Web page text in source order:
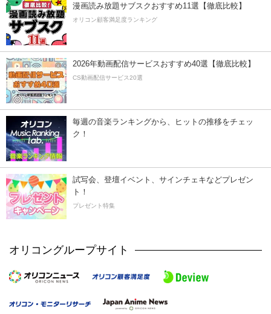
漫画読み放題サブスクおすすめ11選【徹底比較】
オリコン顧客満足度ランキング
2026年動画配信サービスおすすめ40選【徹底比較】
CS動画配信サービス20選
毎週の音楽ランキングから、ヒットの推移をチェッ
ク！
試写会、登壇イベント、サインチェキなどプレゼン
ト！
プレゼント特集
オリコングループサイト